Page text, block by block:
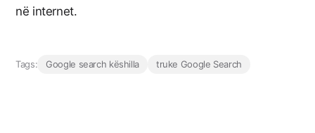
në internet.
Tags: Google search këshilla truke Google Search